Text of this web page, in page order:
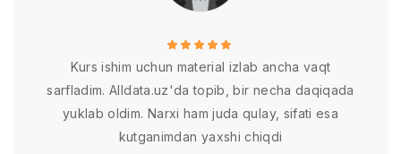
Kurs ishim uchun material izlab ancha vaqt
sarfladim. Alldata.uz'da topib, bir necha daqiqada
yuklab oldim. Narxi ham juda qulay, sifati esa
kutganimdan yaxshi chiqdi